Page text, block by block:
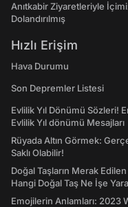
Anıtkabir Ziyaretleriyle
Dolandırılmış
Hızlı Erişim
Hava Durumu
Son Depremler Listesi
Evlilik Yıl Dönümü Sözleri!
Evlilik Yıl dönümü Mesajları
Rüyada Altın Görmek:
Saklı Olabilir!
Doğal Taşların Merak
Hangi Doğal Taş Ne İşe
Emojilerin Anlamları: 2023